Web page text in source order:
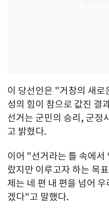
이 당선인은 "거창의 새로
성의 힘이 참으로 값진 결
선거는 군민의 승리, 군정
고 밝혔다.
이어 "선거라는 틀 속에서
랐지만 이루고자 하는 목
제는 네 편 내 편을 넘어
겠다"고 말했다.